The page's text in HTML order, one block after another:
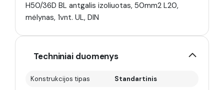
H50/36D BL antgalis izoliuotas, 50mm2 L20,
mėlynas, 1vnt. UL, DIN
Techniniai duomenys
Konstrukcijos tipas Standartinis